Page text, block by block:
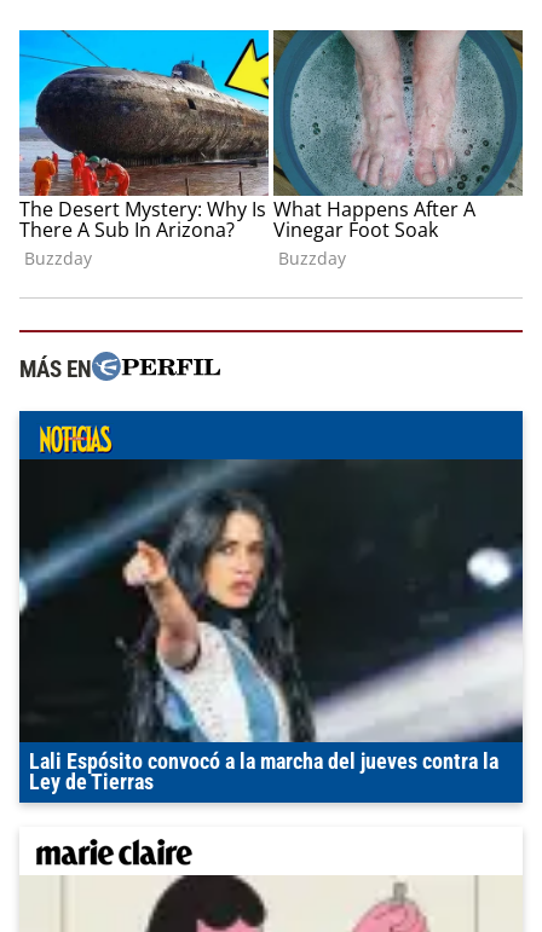
MÁS EN
Lali Espósito convocó a la marcha del jueves contra la
Ley de Tierras